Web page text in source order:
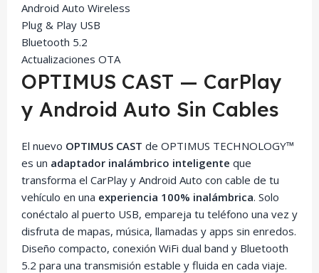
Android Auto Wireless
Plug & Play USB
Bluetooth 5.2
Actualizaciones OTA
OPTIMUS CAST — CarPlay
y Android Auto Sin Cables
El nuevo OPTIMUS CAST de OPTIMUS TECHNOLOGY™
es un adaptador inalámbrico inteligente que
transforma el CarPlay y Android Auto con cable de tu
vehículo en una experiencia 100% inalámbrica. Solo
conéctalo al puerto USB, empareja tu teléfono una vez y
disfruta de mapas, música, llamadas y apps sin enredos.
Diseño compacto, conexión WiFi dual band y Bluetooth
5.2 para una transmisión estable y fluida en cada viaje.